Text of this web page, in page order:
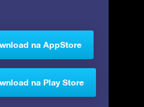
na AppStore
na Play Store